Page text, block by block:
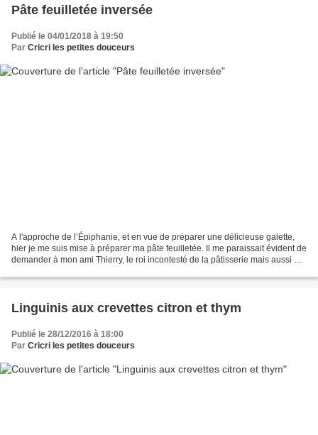
Pâte feuilletée inversée
Publié le 04/01/2018 à 19:50
Par Cricri les petites douceurs
A l'approche de l’Épiphanie, et en vue de préparer une délicieuse galette,
hier je me suis mise à préparer ma pâte feuilletée. Il me paraissait évident de
demander à mon ami Thierry, le roi incontesté de la pâtisserie mais aussi de
Linguinis aux crevettes citron et thym
Publié le 28/12/2016 à 18:00
Par Cricri les petites douceurs